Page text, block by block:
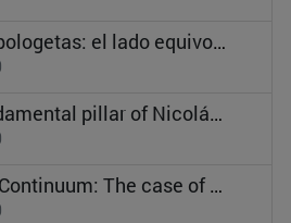
Guerrillas y sus apologetas: el lado equivocado de la historia
Rhetoric as a fundamental pillar of Nicolás Maduro’s regime
The Crime-Terror Continuum: The case of the Andean region